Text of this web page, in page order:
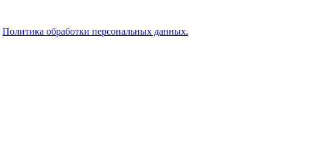
Политика обработки персональных данных.